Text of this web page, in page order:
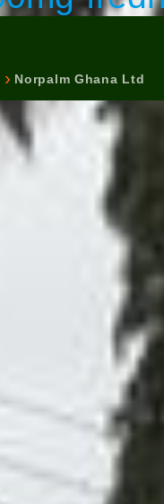
Norpalm Ghana Ltd